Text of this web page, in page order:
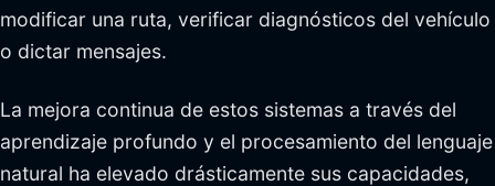
modificar una ruta, verificar diagnósticos del vehículo
o dictar mensajes.
La mejora continua de estos sistemas a través del
aprendizaje profundo y el procesamiento del lenguaje
natural ha elevado drásticamente sus capacidades,